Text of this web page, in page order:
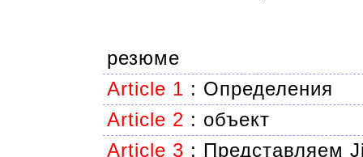
резюме
Article 1 : Определения
Article 2 : объект
Article 3 : Представляем